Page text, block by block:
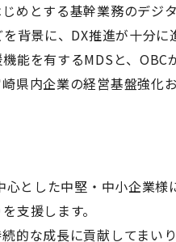
めとする基幹業務のデジ
背景に、DX推進が十分
能を有するMDSと、
県内企業の経営基盤強化
とした中堅・中小企業
支援します。
的な成長に貢献してまいり